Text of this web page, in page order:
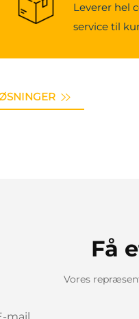
Leverer hel
service til
Få
Vores